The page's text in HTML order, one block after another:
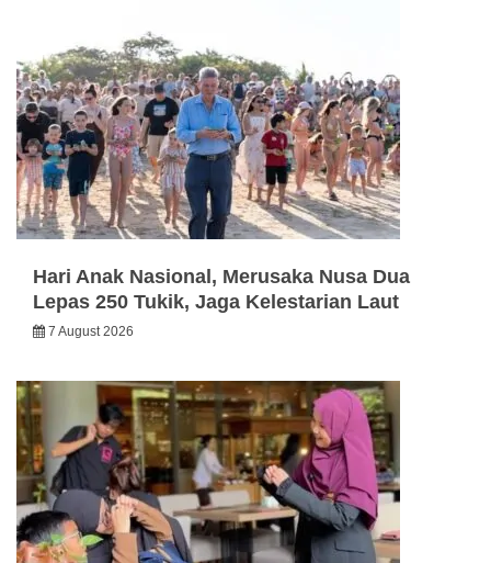
Hari Anak Nasional, Merusaka Nusa Dua
Lepas 250 Tukik, Jaga Kelestarian Laut
7 August 2026